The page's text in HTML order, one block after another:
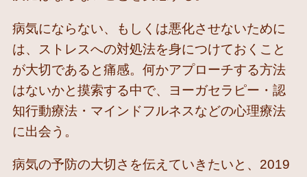
病気にならない、もしくは悪化させないために
は、ストレスへの対処法を身につけておくこと
が大切であると痛感。何かアプローチする方法
はないかと摸索する中で、ヨーガセラピー・認
知行動療法・マインドフルネスなどの心理療法
に出会う。
病気の予防の大切さを伝えていきたいと、2019